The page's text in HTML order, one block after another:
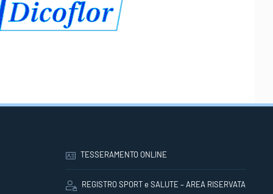
TESSERAMENTO ONLINE
REGISTRO SPORT e SALUTE – AREA RISERVATA